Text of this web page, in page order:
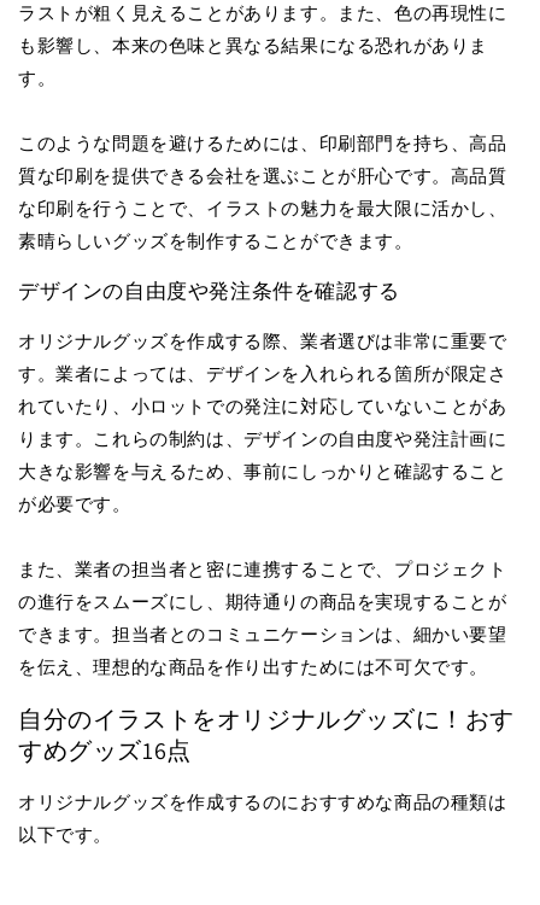
ラストが粗く見えることがあります。また、色の再現性に
も影響し、本来の色味と異なる結果になる恐れがありま
す。
このような問題を避けるためには、印刷部門を持ち、高品
質な印刷を提供できる会社を選ぶことが肝心です。高品質
な印刷を行うことで、イラストの魅力を最大限に活かし、
素晴らしいグッズを制作することができます。
デザインの自由度や発注条件を確認する
オリジナルグッズを作成する際、業者選びは非常に重要で
す。業者によっては、デザインを入れられる箇所が限定さ
れていたり、小ロットでの発注に対応していないことがあ
ります。これらの制約は、デザインの自由度や発注計画に
大きな影響を与えるため、事前にしっかりと確認すること
が必要です。
また、業者の担当者と密に連携することで、プロジェクト
の進行をスムーズにし、期待通りの商品を実現することが
できます。担当者とのコミュニケーションは、細かい要望
を伝え、理想的な商品を作り出すためには不可欠です。
自分のイラストをオリジナルグッズに！おす
すめグッズ16点
オリジナルグッズを作成するのにおすすめな商品の種類は
以下です。